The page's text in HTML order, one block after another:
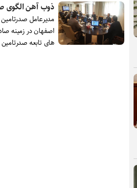
ذوب آهن الگوی
مدیرعامل
اصفهان در زمینه
های تابعه